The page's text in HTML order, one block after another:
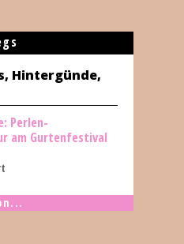
Hintergünde,
Perlen-
am Gurtenfestival